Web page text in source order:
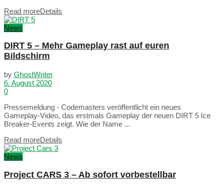
Read moreDetails
News
DIRT 5 – Mehr Gameplay rast auf euren
Bildschirm
by GhostWriter
6. August 2020
0
Pressemeldung - Codemasters veröffentlicht ein neues
Gameplay-Video, das erstmals Gameplay der neuen DIRT 5 Ice
Breaker-Events zeigt. Wie der Name ...
Read moreDetails
News
Project CARS 3 – Ab sofort vorbestellbar